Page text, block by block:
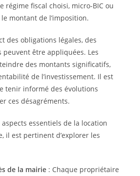
régime fiscal choisi, micro-BIC ou
montant de l’imposition.
des obligations légales, des
peuvent être appliquées. Les
des montants significatifs,
de l’investissement. Il est
tenir informé des évolutions
ces désagréments.
essentiels de la location
il est pertinent d’explorer les
de la mairie : Chaque propriétaire